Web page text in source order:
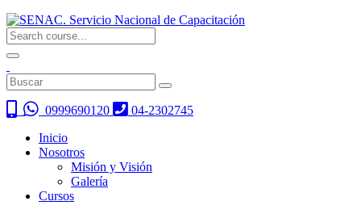
0999690120
04-2302745
Inicio
Nosotros
Misión y Visión
Galería
Cursos